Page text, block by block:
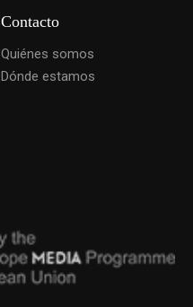
Contacto
Quiénes somos
Dónde estamos